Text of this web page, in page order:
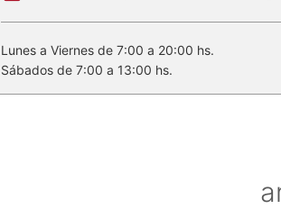
Lunes a Viernes de 7:00 a 20:00 hs.
Sábados de 7:00 a 13:00 hs.